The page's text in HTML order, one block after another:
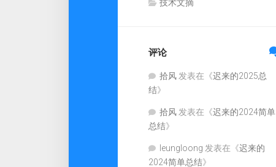
技术文摘
评论
拾风 发表在《迟来的2025总
结》
拾风 发表在《迟来的2024简单
总结》
leungloong 发表在《迟来的
2024简单总结》